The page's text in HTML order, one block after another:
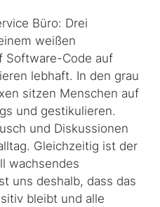
Büro: Drei
weißen
Software-Code auf
lebhaft. In den grau
sitzen Menschen auf
und gestikulieren.
und Diskussionen
Gleichzeitig ist der
wachsendes
uns deshalb, dass das
bleibt und alle